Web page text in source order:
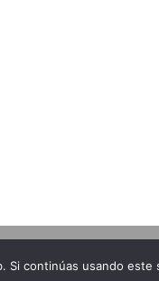
continúas usando